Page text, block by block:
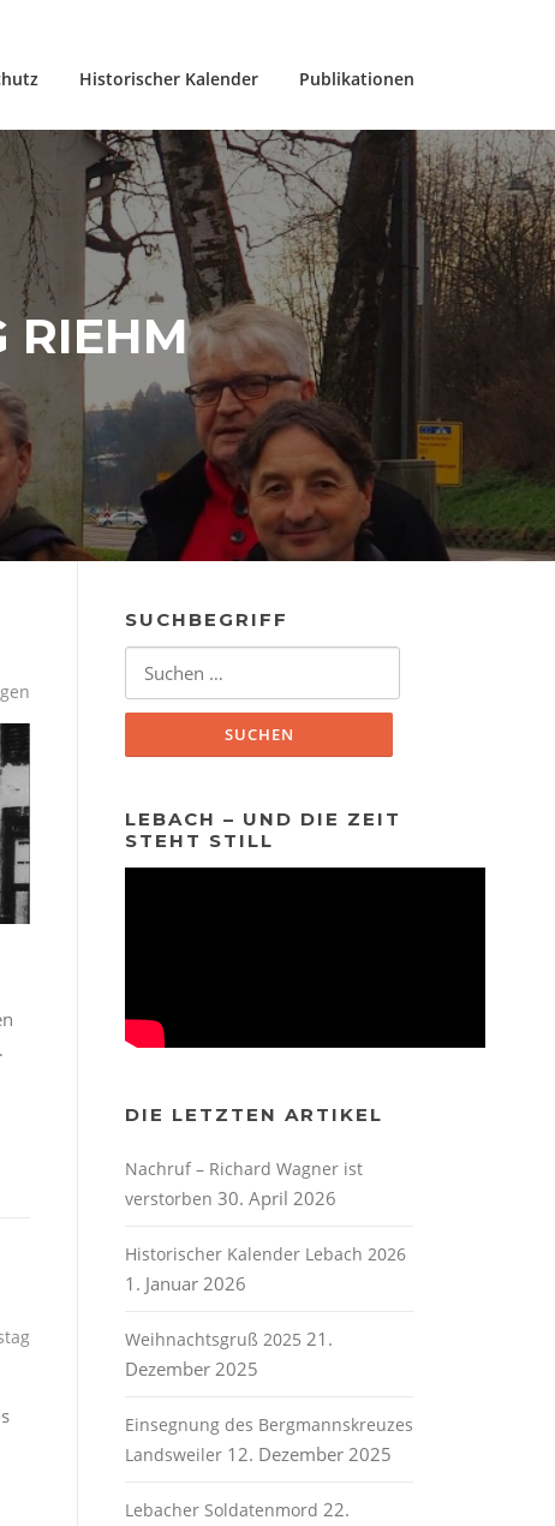
Historischer Kalender Publikationen
RIEHM
SUCHBEGRIFF
Suchen
LEBACH – UND DIE ZEIT
STEHT STILL
DIE LETZTEN ARTIKEL
Nachruf – Richard Wagner ist
verstorben 30. April 2026
Historischer Kalender Lebach 2026
1. Januar 2026
Weihnachtsgruß 2025 21.
Dezember 2025
Einsegnung des Bergmannskreuzes
Landsweiler 12. Dezember 2025
Lebacher Soldatenmord 22.